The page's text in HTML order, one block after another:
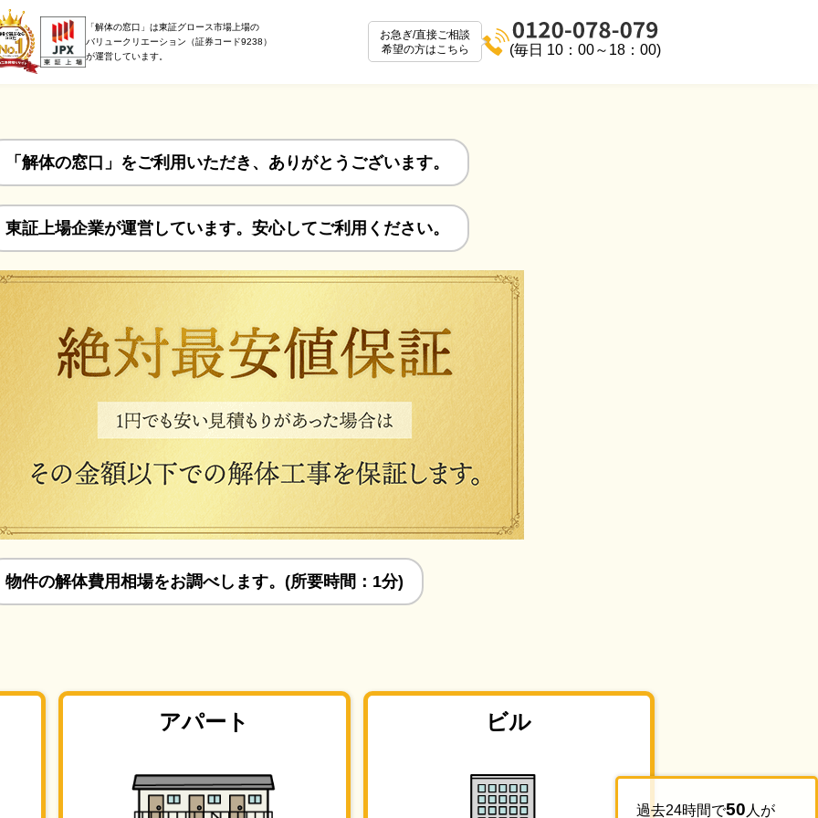
「解体の窓口」は東証グロース市場上場の
バリュークリエーション（証券コード9238）
が運営しています。
お急ぎ/直接ご相談
希望の方はこちら
(毎日 10：00～18：00)
過去24時間で50 人が
「解体の窓口」をご利用いただき、ありがとうございます。
東証上場企業が運営しています。安心してご利用ください。
物件の解体費用相場をお調べします。(所要時間：1分)
アパート ビル